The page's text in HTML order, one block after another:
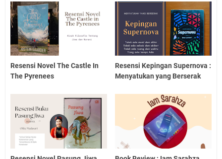
Resensi Novel The Castle In
The Pyrenees
Resensi Kepingan Supernova :
Menyatukan yang Berserak